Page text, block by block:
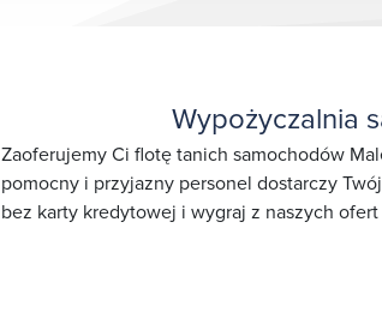
Wypożyczalnia
Zaoferujemy Ci flotę tanich samochodów
pomocny i przyjazny personel dostarczy
bez karty kredytowej i wygraj z naszych